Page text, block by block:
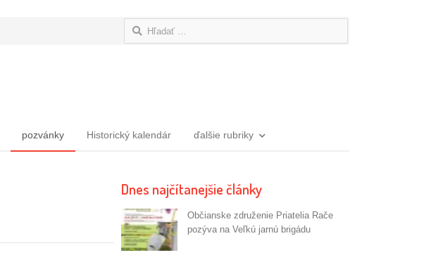
Hľadať:
pozvánky Historický kalendár ďalšie rubriky
Dnes najčítanejšie články
Občianske združenie Priatelia Rače
pozýva na Veľkú jarnú brigádu